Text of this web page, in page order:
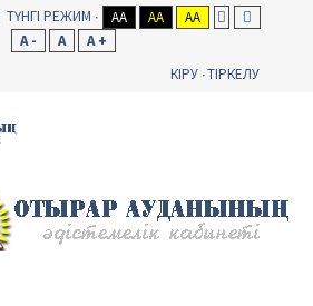
ТҮНГІ РЕЖИМ AA AA
AA
A -
A
A +
КІРУ ТІРКЕЛУ